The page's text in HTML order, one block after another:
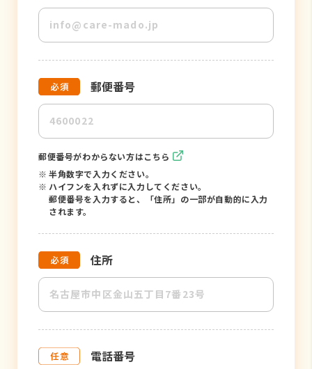
郵便番号
郵便番号がわからない方はこちら
※ 半角数字で入力ください。
※ ハイフンを入れずに入力してください。
郵便番号を入力すると、「住所」の一部が自動的に入力
されます。
住所
電話番号